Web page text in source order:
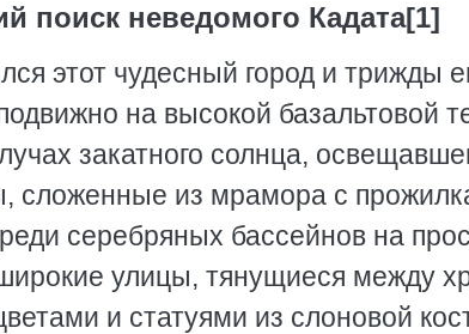
поиск неведомого Кадата[1]
этот чудесный город и трижды
на высокой базальтовой
закатного солнца,
сложенные из мрамора с
серебряных бассейнов на
улицы, тянущиеся между
и статуями из слоновой